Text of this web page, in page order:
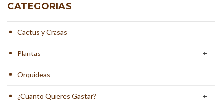
CATEGORIAS
Cactus y Crasas
Plantas +
Orquideas
¿Cuanto Quieres Gastar? +